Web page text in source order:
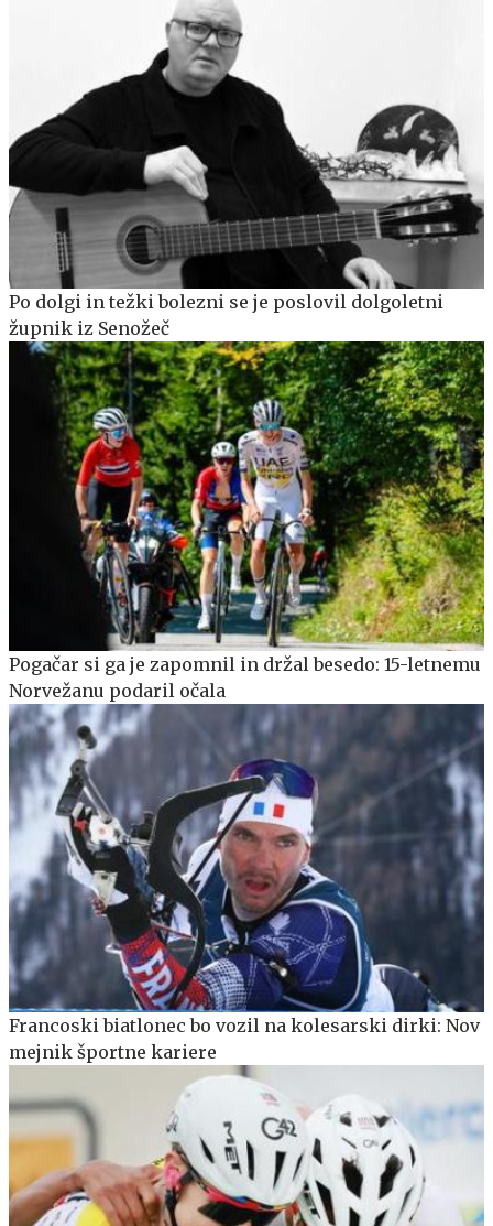
Po dolgi in težki bolezni se je poslovil dolgoletni
župnik iz Senožeč
Pogačar si ga je zapomnil in držal besedo: 15-letnemu
Norvežanu podaril očala
Francoski biatlonec bo vozil na kolesarski dirki: Nov
mejnik športne kariere